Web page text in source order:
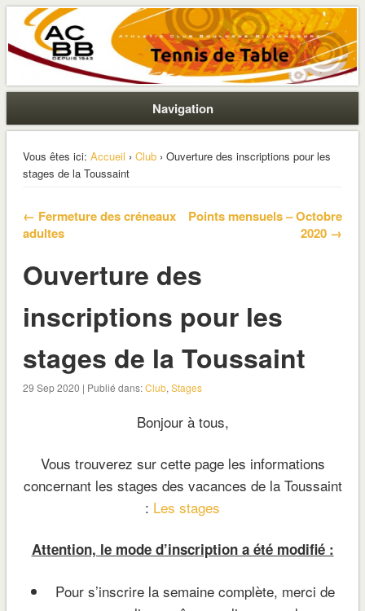
ACBB – Tennis de Table
La section ping de Boulogne
Navigation
Vous êtes ici: Accueil › Club› Ouverture des inscriptions pour les
stages de la Toussaint
← Fermeture des créneaux
adultes
Points mensuels – Octobre
2020 →
Ouverture des
inscriptions pour les
stages de la Toussaint
29 Sep 2020 | Publié dans:Club, Stages
Bonjour à tous,
Vous trouverez sur cette page les informations
concernant les stages des vacances de la Toussaint
: Les stages
Attention, le mode d’inscription a été modifié :
Pour s’inscrire la semaine complète, merci de